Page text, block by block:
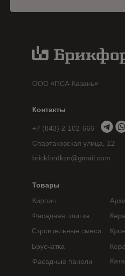
Фасадная плитка
Кирпич
Фасадные панели
Строительные смеси
Товары
Контакты
Брусчатка
+7 (843) 2-102-666
ООО «ПСА-Казань»
brickfordkzn@gmail.com
Спартаковская улица, 12